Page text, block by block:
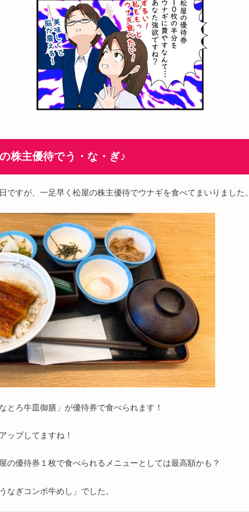
株主優待でう・な・ぎ♪
ですが、一足早く松屋の株主優待でウナギを食べてまいりました。
とろ牛皿御膳」が優待券で食べられます！
ップしてますね！
の優待券１枚で食べられるメニューとしては最高額かも？
なぎコンボ牛めし」でした。